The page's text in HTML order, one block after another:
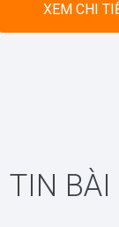
XEM CHI
TIN